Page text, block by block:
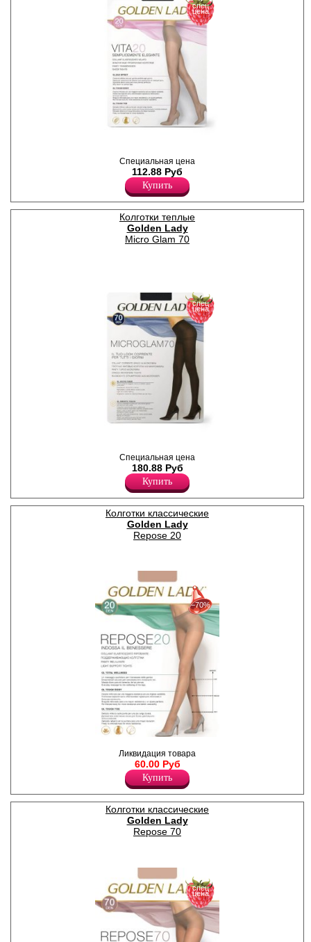
классические, матовые. с
шортиками и плоскими
Плотность 20ден
Лайкра 10%
Полиамид 90%
спец
цена
Специальная цена
112.88 Руб
Купить
Колготки теплые
Golden Lady
Micro Glam 70
Плотность 70ден
Полиамид 93%
Полипропилен 1%
Эластан 6%
спец
цена
Специальная цена
180.88 Руб
Купить
Колготки классические
Golden Lady
Repose 20
поддерживающими
шортиками; усиленный
мысок, ластовица.
Плотность 20ден
Полиамид 88%
Эластан 12%
с 22-07-2026 по 28-07-2026
с 29-07-2026 по 04-08-2026
с 05-08-2026 по 11-08-2026
−70%
Ликвидация товара
60.00 Руб
Купить
Колготки классические
Golden Lady
Repose 70
спец
цена